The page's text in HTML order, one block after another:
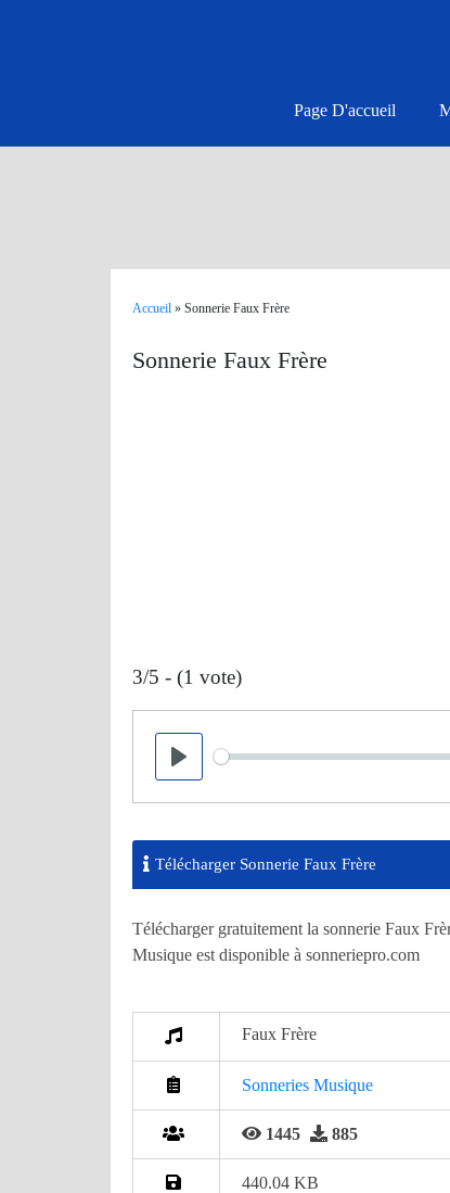
Page D'accueil
Accueil » Sonnerie Faux Frère
Sonnerie Faux Frère
3/5 - (1 vote)
Play
Seek
Télécharger Sonnerie Faux Frère
Télécharger gratuitement la sonnerie Faux
Musique est disponible à sonneriepro.com
Faux Frère
Sonneries Musique
1445 885
440.04 KB